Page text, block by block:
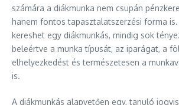
számára a diákmunka nem csupán
hanem fontos tapasztalatszerzési forma
kereshet egy diákmunkás, mindig sok
beleértve a munka típusát, az iparágat, a
elhelyezkedést és természetesen a
is.
A diákmunkás alapvetően egy, tanuló